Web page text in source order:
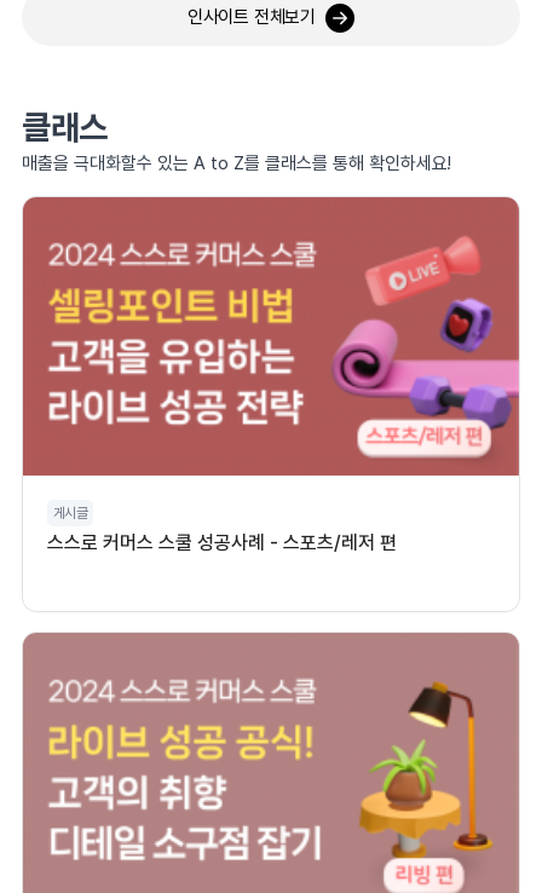
인사이트 전체보기
클래스
매출을 극대화할수 있는 A to Z를 클래스를 통해 확인하세요!
게시글
스스로 커머스 스쿨 성공사례 - 스포츠/레저 편